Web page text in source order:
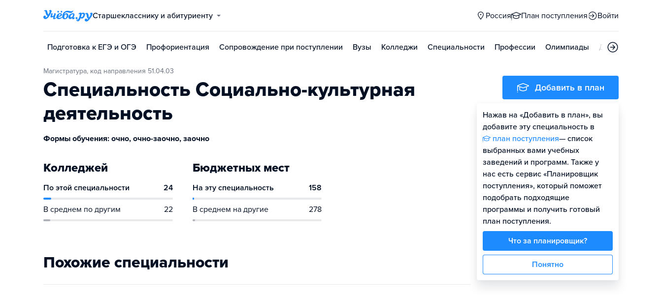
Старшекласснику и абитуриенту Россия План поступления Войти
Подготовка к ЕГЭ и ОГЭ Профориентация Сопровождение при поступлении Вузы Колледжи Специальности Профессии Олимпиады Дни открытых
Магистратура, код направления 51.04.03
Специальность Социально-культурная
деятельность
Формы обучения: очно, очно-заочно, заочно
Колледжей
По этой специальности 24
В среднем по другим 22
Бюджетных мест
На эту специальность 158
В среднем на другие 278
Похожие специальности
Добавить в план
Нажав на «Добавить в план», вы
добавите эту специальность в
план поступления— список
выбранных вами учебных
заведений и программ. Также у
нас есть сервис «Планировщик
поступления», который поможет
подобрать подходящие
программы и получить готовый
план поступления.
Что за планировщик?
Понятно